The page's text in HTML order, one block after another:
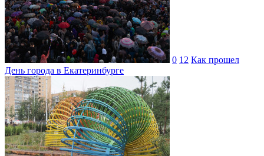
0 12 Как прошел
День города в Екатеринбурге